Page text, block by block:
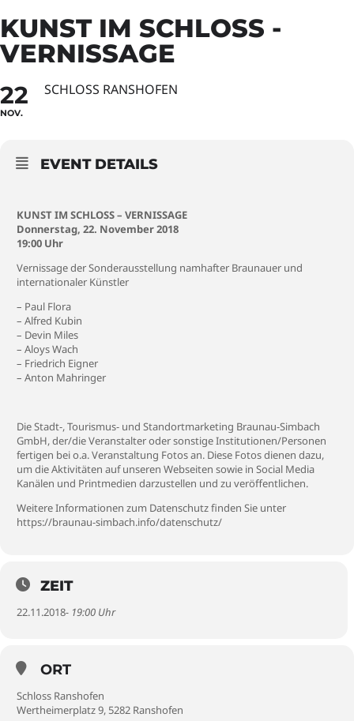
KUNST IM SCHLOSS -
VERNISSAGE
22
NOV.
SCHLOSS RANSHOFEN
EVENT DETAILS
KUNST IM SCHLOSS – VERNISSAGE
Donnerstag, 22. November 2018
19:00 Uhr
Vernissage der Sonderausstellung namhafter Braunauer und
internationaler Künstler
– Paul Flora
– Alfred Kubin
– Devin Miles
– Aloys Wach
– Friedrich Eigner
– Anton Mahringer
Die Stadt-, Tourismus- und Standortmarketing Braunau-Simbach
GmbH, der/die Veranstalter oder sonstige Institutionen/Personen
fertigen bei o.a. Veranstaltung Fotos an. Diese Fotos dienen dazu,
um die Aktivitäten auf unseren Webseiten sowie in Social Media
Kanälen und Printmedien darzustellen und zu veröffentlichen.
Weitere Informationen zum Datenschutz finden Sie unter
https://braunau-simbach.info/datenschutz/
ZEIT
22.11.2018- 19:00 Uhr
ORT
Schloss Ranshofen
Wertheimerplatz 9, 5282 Ranshofen